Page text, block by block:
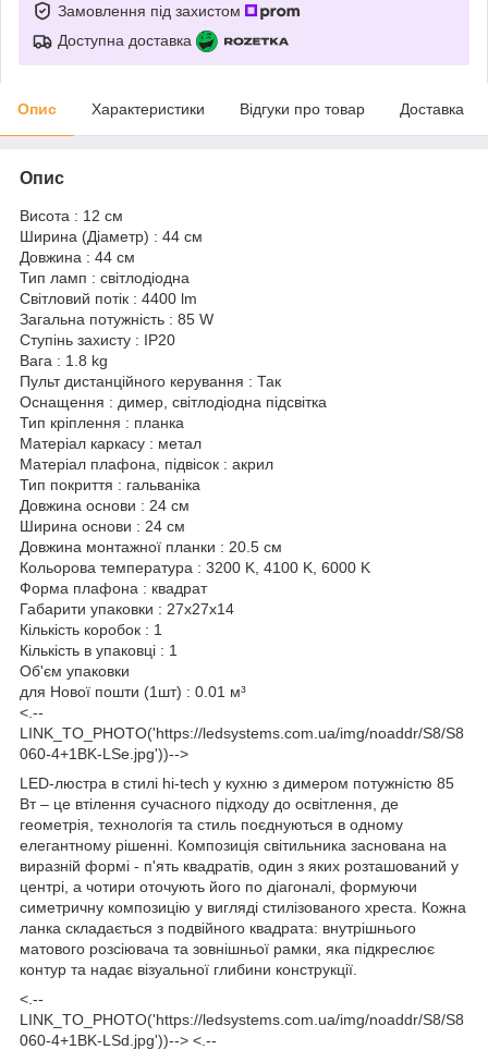
Замовлення під захистом
Доступна доставка
Опис Характеристики Відгуки про товар Доставка
Опис
Висота : 12 см
Ширина (Діаметр) : 44 см
Довжина : 44 см
Тип ламп : світлодіодна
Світловий потік : 4400 lm
Загальна потужність : 85 W
Ступінь захисту : IP20
Вага : 1.8 kg
Пульт дистанційного керування : Так
Оснащення : димер, світлодіодна підсвітка
Тип кріплення : планка
Матеріал каркасу : метал
Матеріал плафона, підвісок : акрил
Тип покриття : гальваніка
Довжина основи : 24 см
Ширина основи : 24 см
Довжина монтажної планки : 20.5 см
Кольорова температура : 3200 K, 4100 K, 6000 K
Форма плафона : квадрат
Габарити упаковки : 27x27x14
Кількість коробок : 1
Кількість в упаковці : 1
Об'єм упаковки
для Нової пошти (1шт) : 0.01 м³
<.--
LINK_TO_PHOTO('https://ledsystems.com.ua/img/noaddr/S8/S8
060-4+1BK-LSe.jpg'))-->
LED-люстра в стилі hi-tech у кухню з димером потужністю 85
Вт – це втілення сучасного підходу до освітлення, де
геометрія, технологія та стиль поєднуються в одному
елегантному рішенні. Композиція світильника заснована на
виразній формі - п'ять квадратів, один з яких розташований у
центрі, а чотири оточують його по діагоналі, формуючи
симетричну композицію у вигляді стилізованого хреста. Кожна
ланка складається з подвійного квадрата: внутрішнього
матового розсіювача та зовнішньої рамки, яка підкреслює
контур та надає візуальної глибини конструкції.
<.--
LINK_TO_PHOTO('https://ledsystems.com.ua/img/noaddr/S8/S8
060-4+1BK-LSd.jpg'))--> <.--